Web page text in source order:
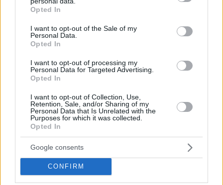
grant or deny consent to Google and its third-party tags to
use your data for below specified purposes in below Google
consent section.
Opted In
I want to opt-out of the Sale of my
Personal Data.
Opted In
I want to opt-out of processing my
Personal Data for Targeted Advertising.
Opted In
I want to opt-out of Collection, Use,
Retention, Sale, and/or Sharing of my
Personal Data that Is Unrelated with the
Purposes for which it was collected.
Opted In
Google consents
CONFIRM
Μαλντίνι για Γκουαρδιόλα: «Είχαμε συμφωνήσει,
ξεκίνησε να γράφει ενδεκάδες σε χαρτί, αλλά τελικά
αρνήθηκε λόγω κούρασης»
πριν 33 λεπτά
Η καλή υγεία ξεκινάει από το στόμα- 5 πράγματα που θα
προστατέψουν το κατοικίδιό σας
πριν 43 λεπτά
ΔΕΙΤΕ ΟΛΕΣ ΤΙΣ ΕΙΔΗΣΕΙΣ
ΤΑ ΠΙΟ ΔΗΜΟΦΙΛΗ